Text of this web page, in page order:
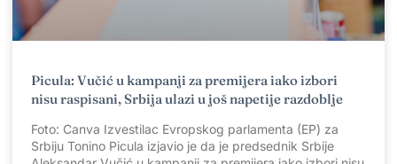
Picula: Vučić u kampanji za premijera iako izbori
nisu raspisani, Srbija ulazi u još napetije razdoblje
Foto: Canva Izvestilac Evropskog parlamenta (EP) za
Srbiju Tonino Picula izjavio je da je predsednik Srbije